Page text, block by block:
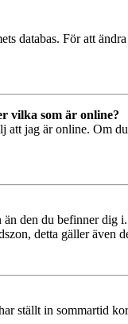
databas. För att
vilka som är online?
jag är online. Om
än den du befinner
detta gäller
ställt in sommartid